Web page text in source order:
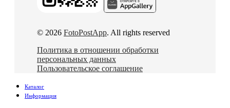
© 2026 FotoPostApp. All rights reserved
Политика в отношении обработки
персональных данных
Пользовательское соглашение
Каталог
Информация